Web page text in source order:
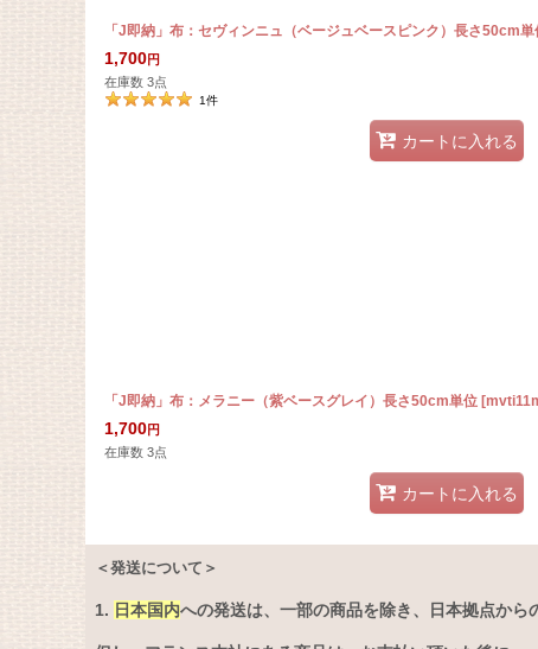
「J即納」布：セヴィンニュ（ベージュベースピンク）長さ50cm単
1,700円
在庫数 3点
1件
カートに入れる
「J即納」布：メラニー（紫ベースグレイ）長さ50cm単位 [
1,700円
在庫数 3点
カートに入れる
＜発送について＞
1. 日本国内への発送は、 一部の商品を除き、日本拠点から